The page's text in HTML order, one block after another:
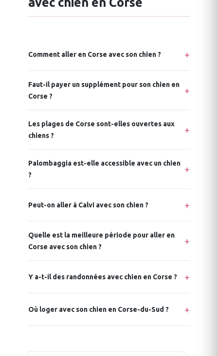
Comment aller en Corse avec son chien ?
Faut-il payer un supplément pour son chien en
Corse ?
Les plages de Corse sont-elles ouvertes aux
chiens ?
Palombaggia est-elle accessible avec un chien
?
Peut-on aller à Calvi avec son chien ?
Quelle est la meilleure période pour aller en
Corse avec son chien ?
Y a-t-il des randonnées avec chien en Corse ?
Où loger avec son chien en Corse-du-Sud ?